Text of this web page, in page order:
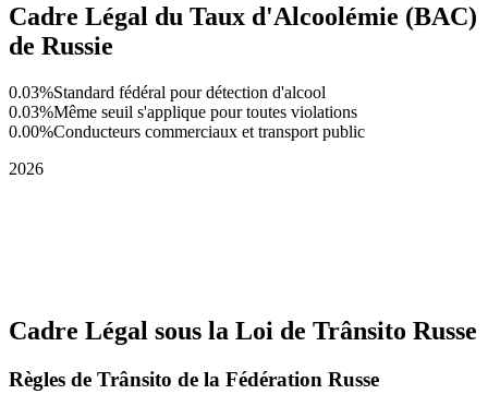
Cadre Légal du Taux d'Alcoolémie (BAC)
de Russie
0.03%Standard fédéral pour détection d'alcool
0.03%Même seuil s'applique pour toutes violations
0.00%Conducteurs commerciaux et transport public
2026
Cadre Légal sous la Loi de Trânsito Russe
Règles de Trânsito de la Fédération Russe